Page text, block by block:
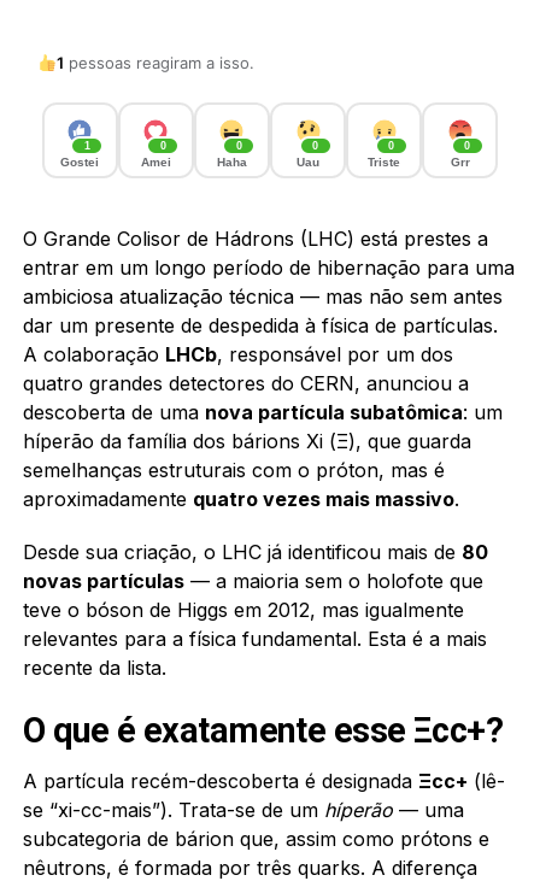
1 pessoas reagiram a isso.
1
Gostei
0
Amei
0
Haha
0
Uau
0
Triste
0
Grr
O Grande Colisor de Hádrons (LHC) está prestes a
entrar em um longo período de hibernação para uma
ambiciosa atualização técnica — mas não sem antes
dar um presente de despedida à física de partículas.
A colaboração LHCb, responsável por um dos
quatro grandes detectores do CERN, anunciou a
descoberta de uma nova partícula subatômica: um
híperão da família dos bárions Xi (Ξ), que guarda
semelhanças estruturais com o próton, mas é
aproximadamente quatro vezes mais massivo.
Desde sua criação, o LHC já identificou mais de 80
novas partículas— a maioria sem o holofote que
teve o bóson de Higgs em 2012, mas igualmente
relevantes para a física fundamental. Esta é a mais
recente da lista.
O que é exatamente esse Ξcc+?
A partícula recém-descoberta é designada Ξcc+ (lê-
se “xi-cc-mais”). Trata-se de um híperão— uma
subcategoria de bárion que, assim como prótons e
nêutrons, é formada por três quarks. A diferença